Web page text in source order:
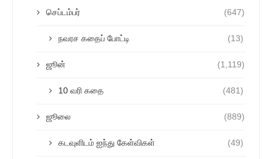
செப்டம்பர் (647)
நவரச கதைப் போட்டி (13)
ஜூன் (1,119)
10 வரி கதை (481)
ஜூலை (889)
கடவுளிடம் ஐந்து கேள்விகள் (49)